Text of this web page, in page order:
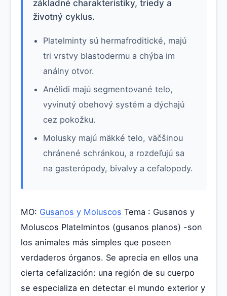
základné charakteristiky, triedy a
životný cyklus.
Platelminty sú hermafroditické, majú
tri vrstvy blastodermu a chýba im
análny otvor.
Anélidi majú segmentované telo,
vyvinutý obehový systém a dýchajú
cez pokožku.
Molusky majú mäkké telo, väčšinou
chránené schránkou, a rozdeľujú sa
na gasterópody, bivalvy a cefalopody.
MO: Gusanos y Moluscos Tema : Gusanos y
Moluscos Platelmintos (gusanos planos) -son
los animales más simples que poseen
verdaderos órganos. Se aprecia en ellos una
cierta cefalización: una región de su cuerpo
se especializa en detectar el mundo exterior y